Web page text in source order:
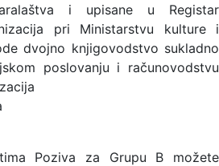
i upisane u Registar
pri Ministarstvu kulture i
dvojno knjigovodstvo sukladno
poslovanju i računovodstvu
Poziva za Grupu B možete